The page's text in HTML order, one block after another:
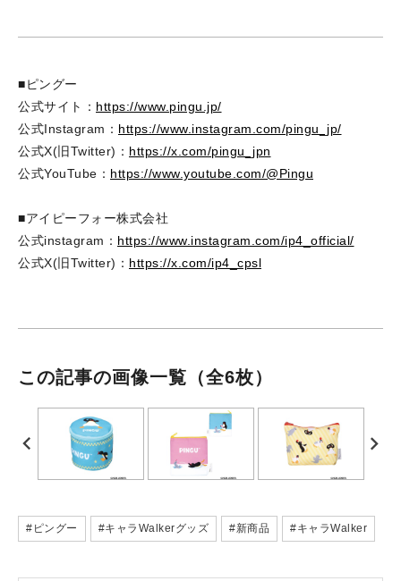
■ピングー
公式サイト： https://www.pingu.jp/
公式Instagram： https://www.instagram.com/pingu_jp/
公式X(旧Twitter)： https://x.com/pingu_jpn
公式YouTube： https://www.youtube.com/@Pingu
■アイピーフォー株式会社
公式instagram： https://www.instagram.com/ip4_official/
公式X(旧Twitter)： https://x.com/ip4_cpsl
この記事の画像一覧 （全6枚）
#ピングー #キャラWalkerグッズ #新商品 #キャラWalker